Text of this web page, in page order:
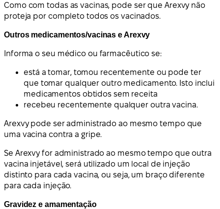
Como com todas as vacinas, pode ser que Arexvy não
proteja por completo todos os vacinados.
Outros medicamentos/vacinas e Arexvy
Informa o seu médico ou farmacêutico se:
está a tomar, tomou recentemente ou pode ter
que tomar qualquer outro medicamento. Isto inclui
medicamentos obtidos sem receita
recebeu recentemente qualquer outra vacina.
Arexvy pode ser administrado ao mesmo tempo que
uma vacina contra a gripe.
Se Arexvy for administrado ao mesmo tempo que outra
vacina injetável, será utilizado um local de injeção
distinto para cada vacina, ou seja, um braço diferente
para cada injeção.
Gravidez e amamentação